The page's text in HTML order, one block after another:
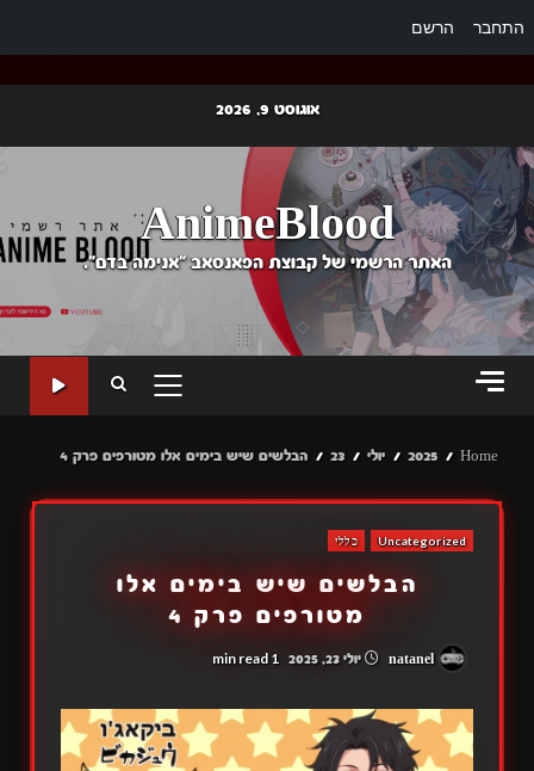
התחבר הרשם
content
אוגוסט 9, 2026
AnimeBlood
האתר הרשמי של קבוצת הפאנסאב "אנימה בדם".
PRIMARY
Home
2025 יולי 23 הבלשים שיש בימים אלו מטורפים פרק 4
Uncategorized כללי
הבלשים שיש בימים אלו
מטורפים פרק 4
יולי 23, 2025 1 min read